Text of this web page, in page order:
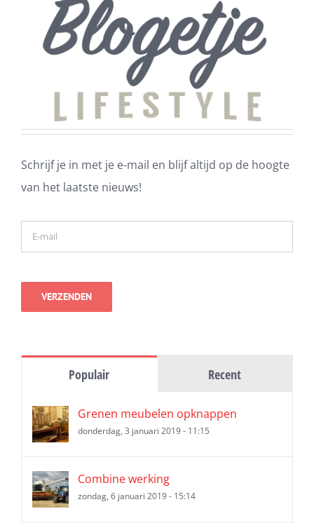
Schrijf je in met je e-mail en blijf altijd op de hoogte
van het laatste nieuws!
Populair Recent
Grenen meubelen opknappen
donderdag, 3 januari 2019 - 11:15
Combine werking
zondag, 6 januari 2019 - 15:14